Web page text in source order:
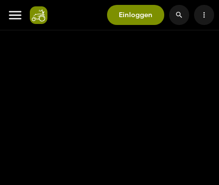
Einloggen